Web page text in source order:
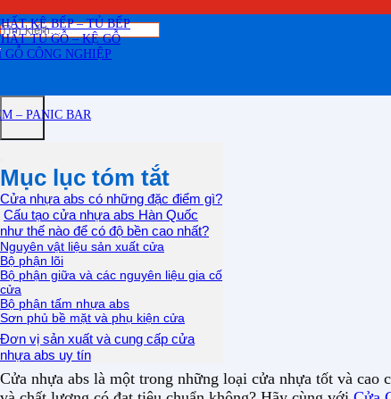
KỆ BẾP – TỦ BẾP
TỦ GỖ – KỆ GỖ
GỖ CÔNG NGHIỆP
– PANIC BAR
Tìm
kiếm:
Mục lục tóm tắt
Cửa nhựa abs có những đặc điểm gì?
Cấu tạo cửa nhựa abs Hàn Quốc
như thế nào để có độ bền cao nhất?
Nguyên vật liệu sản xuất cửa
Bộ phận lõi
Bộ phận giữa và các nguyên liệu gia cố
cửa
Bộ phận tấm nhựa abs
Sơn phủ bề mặt và phụ kiện cửa
Đơn vị sản xuất và cung cấp cửa
nhựa abs uy tín
Cửa nhựa abs là một trong những loại cửa nhựa tốt và